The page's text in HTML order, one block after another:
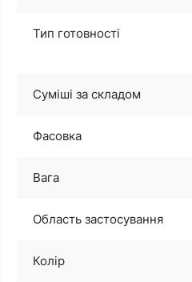
Тип готовності
Суміші за складом
Фасовка
Вага
Область застосування
Колір